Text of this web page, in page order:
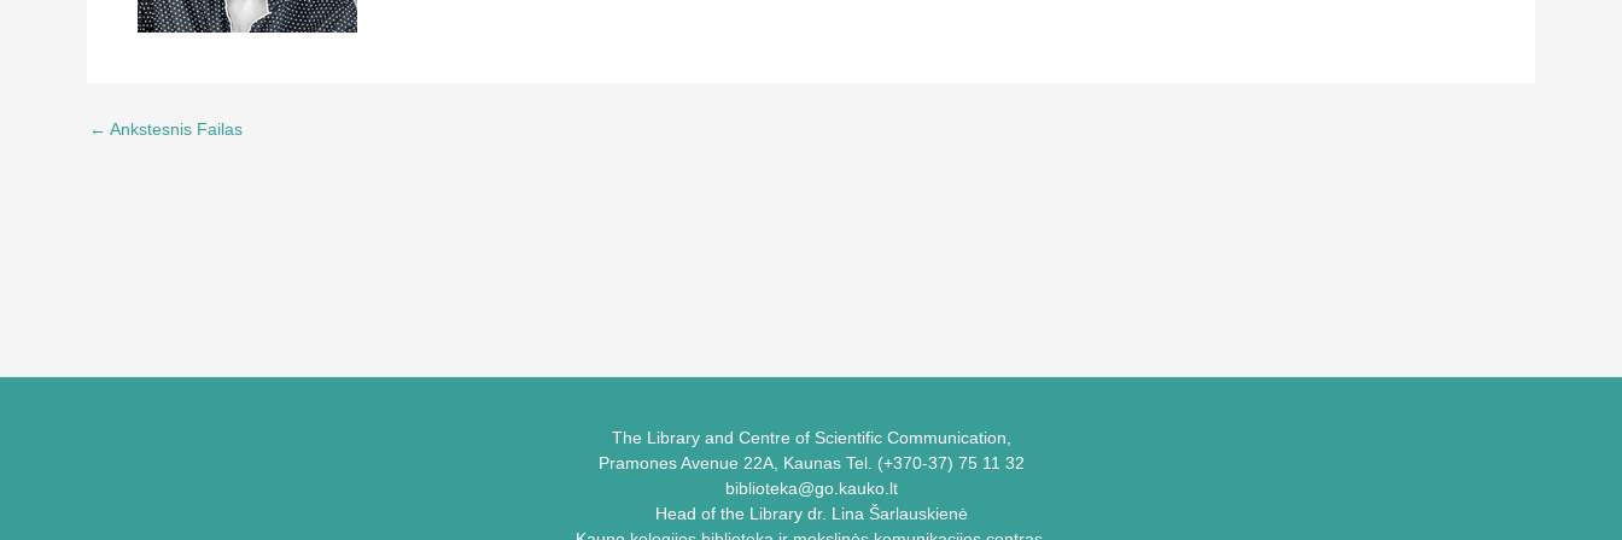
← Ankstesnis Failas
The Library and Centre of Scientific Communication,
Pramones Avenue 22A, Kaunas Tel. (+370-37) 75 11 32
biblioteka@go.kauko.lt
Head of the Library dr. Lina Šarlauskienė